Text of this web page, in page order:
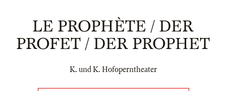
LE PROPHÈTE / DER
PROFET / DER PROPHET
K. und K. Hofoperntheater